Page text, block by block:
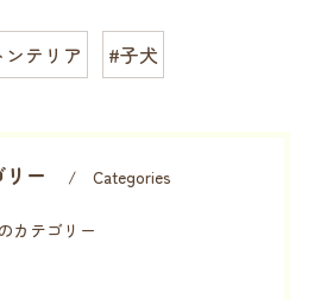
テリア #子犬
リー Categories
カテゴリー